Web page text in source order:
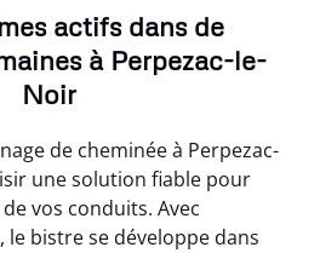
actifs dans de
à Perpezac-le-
Noir
de cheminée à Perpezac-
une solution fiable pour
vos conduits. Avec
le bistre se développe dans